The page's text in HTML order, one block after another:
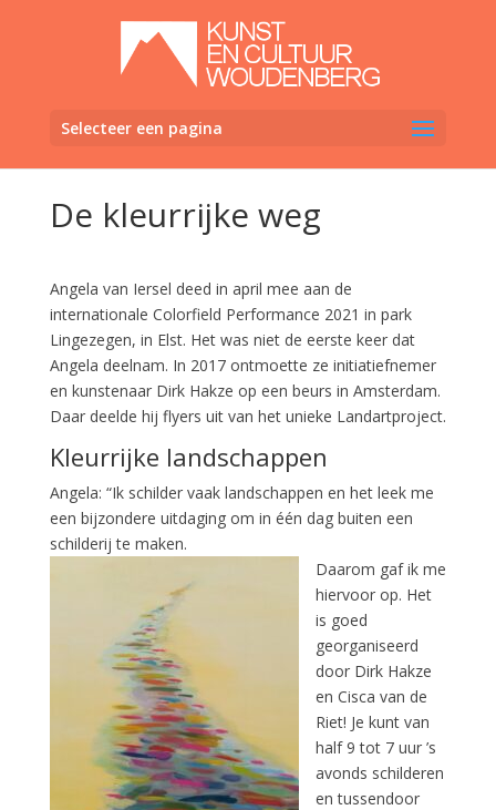
Selecteer een pagina
De kleurrijke weg
Angela van Iersel deed in april mee aan de
internationale Colorfield Performance 2021 in park
Lingezegen, in Elst. Het was niet de eerste keer dat
Angela deelnam. In 2017 ontmoette ze initiatiefnemer
en kunstenaar Dirk Hakze op een beurs in Amsterdam.
Daar deelde hij flyers uit van het unieke Landartproject.
Kleurrijke landschappen
Angela: “Ik schilder vaak landschappen en het leek me
een bijzondere uitdaging om in één dag buiten een
schilderij te maken.
Daarom gaf ik me
hiervoor op. Het
is goed
georganiseerd
door Dirk Hakze
en Cisca van de
Riet! Je kunt van
half 9 tot 7 uur ’s
avonds schilderen
en tussendoor